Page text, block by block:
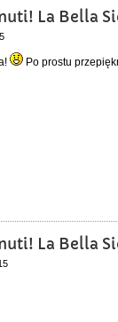
La Bella
Po prostu
La Bella